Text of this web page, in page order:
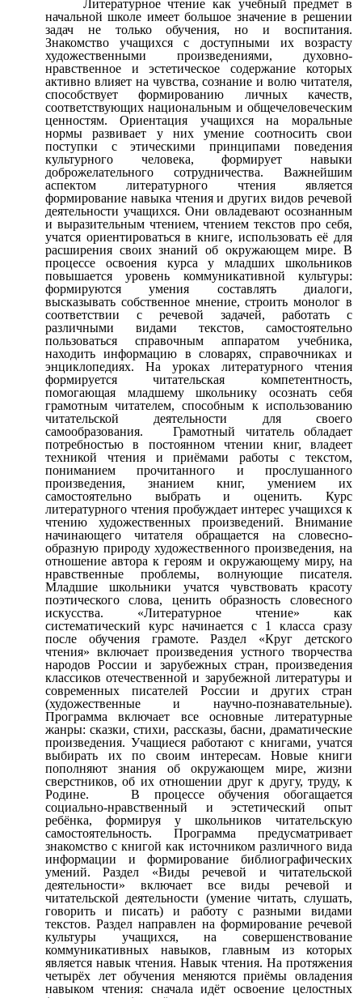
Литературное чтение как учебный предмет в
начальной школе имеет большое значение в решении
задач не только обучения, но и воспитания.
Знакомство учащихся с доступными их возрасту
художественными произведениями, духовно-
нравственное и эстетическое содержание которых
активно влияет на чувства, сознание и волю читателя,
способствует формированию личных качеств,
соответствующих национальным и общечеловеческим
ценностям. Ориентация учащихся на моральные
нормы развивает у них умение соотносить свои
поступки с этическими принципами поведения
культурного человека, формирует навыки
доброжелательного сотрудничества. Важнейшим
аспектом литературного чтения является
формирование навыка чтения и других видов речевой
деятельности учащихся. Они овладевают осознанным
и выразительным чтением, чтением текстов про себя,
учатся ориентироваться в книге, использовать её для
расширения своих знаний об окружающем мире. В
процессе освоения курса у младших школьников
повышается уровень коммуникативной культуры:
формируются умения составлять диалоги,
высказывать собственное мнение, строить монолог в
соответствии с речевой задачей, работать с
различными видами текстов, самостоятельно
пользоваться справочным аппаратом учебника,
находить информацию в словарях, справочниках и
энциклопедиях. На уроках литературного чтения
формируется читательская компетентность,
помогающая младшему школьнику осознать себя
грамотным читателем, способным к использованию
читательской деятельности для своего
самообразования. Грамотный читатель обладает
потребностью в постоянном чтении книг, владеет
техникой чтения и приёмами работы с текстом,
пониманием прочитанного и прослушанного
произведения, знанием книг, умением их
самостоятельно выбрать и оценить. Курс
литературного чтения пробуждает интерес учащихся к
чтению художественных произведений. Внимание
начинающего читателя обращается на словесно-
образную природу художественного произведения, на
отношение автора к героям и окружающему миру, на
нравственные проблемы, волнующие писателя.
Младшие школьники учатся чувствовать красоту
поэтического слова, ценить образность словесного
искусства. «Литературное чтение» как
систематический курс начинается с 1 класса сразу
после обучения грамоте. Раздел «Круг детского
чтения» включает произведения устного творчества
народов России и зарубежных стран, произведения
классиков отечественной и зарубежной литературы и
современных писателей России и других стран
(художественные и научно-познавательные).
Программа включает все основные литературные
жанры: сказки, стихи, рассказы, басни, драматические
произведения. Учащиеся работают с книгами, учатся
выбирать их по своим интересам. Новые книги
пополняют знания об окружающем мире, жизни
сверстников, об их отношении друг к другу, труду, к
Родине. В процессе обучения обогащается
социально-нравственный и эстетический опыт
ребёнка, формируя у школьников читательскую
самостоятельность. Программа предусматривает
знакомство с книгой как источником различного вида
информации и формирование библиографических
умений. Раздел «Виды речевой и читательской
деятельности» включает все виды речевой и
читательской деятельности (умение читать, слушать,
говорить и писать) и работу с разными видами
текстов. Раздел направлен на формирование речевой
культуры учащихся, на совершенствование
коммуникативных навыков, главным из которых
является навык чтения. Навык чтения. На протяжения
четырёх лет обучения меняются приёмы овладения
навыком чтения: сначала идёт освоение целостных